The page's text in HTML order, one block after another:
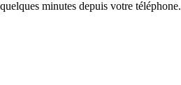
quelques minutes depuis votre téléphone.